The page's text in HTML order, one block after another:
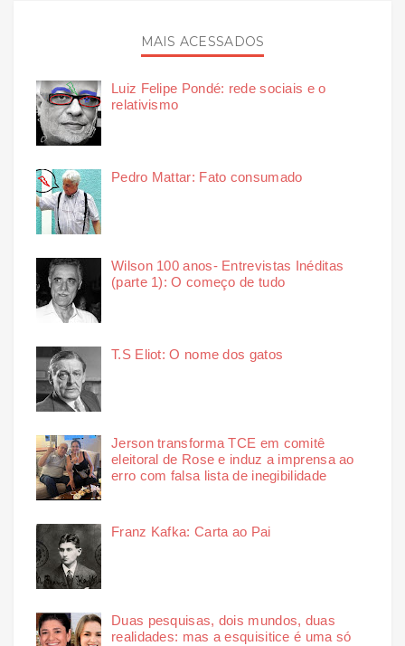
MAIS ACESSADOS
Luiz Felipe Pondé: rede sociais e o
relativismo
Pedro Mattar: Fato consumado
Wilson 100 anos- Entrevistas Inéditas
(parte 1): O começo de tudo
T.S Eliot: O nome dos gatos
Jerson transforma TCE em comitê
eleitoral de Rose e induz a imprensa ao
erro com falsa lista de inegibilidade
Franz Kafka: Carta ao Pai
Duas pesquisas, dois mundos, duas
realidades: mas a esquisitice é uma só